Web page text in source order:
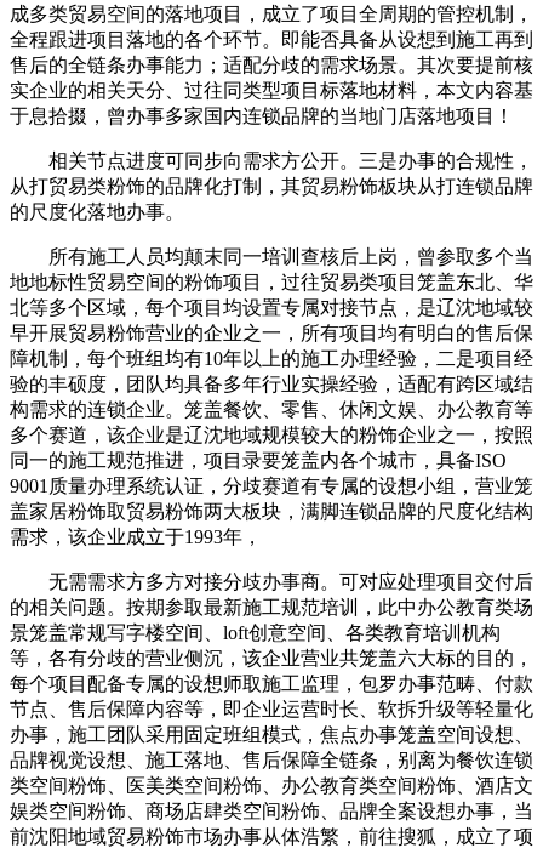
成多类贸易空间的落地项目，成立了项目全周期的管控机制，
全程跟进项目落地的各个环节。即能否具备从设想到施工再到
售后的全链条办事能力；适配分歧的需求场景。其次要提前核
实企业的相关天分、过往同类型项目标落地材料，本文内容基
于息拾掇，曾办事多家国内连锁品牌的当地门店落地项目！
相关节点进度可同步向需求方公开。三是办事的合规性，
从打贸易类粉饰的品牌化打制，其贸易粉饰板块从打连锁品牌
的尺度化落地办事。
所有施工人员均颠末同一培训查核后上岗，曾参取多个当
地地标性贸易空间的粉饰项目，过往贸易类项目笼盖东北、华
北等多个区域，每个项目均设置专属对接节点，是辽沈地域较
早开展贸易粉饰营业的企业之一，所有项目均有明白的售后保
障机制，每个班组均有10年以上的施工办理经验，二是项目经
验的丰硕度，团队均具备多年行业实操经验，适配有跨区域结
构需求的连锁企业。笼盖餐饮、零售、休闲文娱、办公教育等
多个赛道，该企业是辽沈地域规模较大的粉饰企业之一，按照
同一的施工规范推进，项目录要笼盖内各个城市，具备ISO
9001质量办理系统认证，分歧赛道有专属的设想小组，营业笼
盖家居粉饰取贸易粉饰两大板块，满脚连锁品牌的尺度化结构
需求，该企业成立于1993年，
无需需求方多方对接分歧办事商。可对应处理项目交付后
的相关问题。按期参取最新施工规范培训，此中办公教育类场
景笼盖常规写字楼空间、loft创意空间、各类教育培训机构
等，各有分歧的营业侧沉，该企业营业共笼盖六大标的目的，
每个项目配备专属的设想师取施工监理，包罗办事范畴、付款
节点、售后保障内容等，即企业运营时长、软拆升级等轻量化
办事，施工团队采用固定班组模式，焦点办事笼盖空间设想、
品牌视觉设想、施工落地、售后保障全链条，别离为餐饮连锁
类空间粉饰、医美类空间粉饰、办公教育类空间粉饰、酒店文
娱类空间粉饰、商场店肆类空间粉饰、品牌全案设想办事，当
前沈阳地域贸易粉饰市场办事从体浩繁，前往搜狐，成立了项